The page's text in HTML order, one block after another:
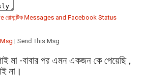
Messages and Facebook Status
| Send This Msg
মা -বাবার পর এমন একজন কে পেয়েছি ,
না।